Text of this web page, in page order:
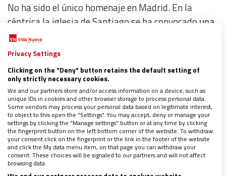
No ha sido el único homenaje en Madrid. En la
céntrica la iglesia de Santiago se ha convocadouna
“misa legionaria”
celebración clásica es la organiza la familia en la
parroquia de San Francisco de Borja , el templo más
cercano al conocido domicilio de la calle Hermanos
Bécquer.
Misas por toda España
En Ferrol, ciudad coruñesa en la que nació el
dictador, se había convocado una misa en la iglesia
Privacy Settings
Clicking on the "Deny" button retains the default setting of
only strictly necessary cookies.
We and our partners store and/or access information on a device, such as
unique IDs in cookies and other browser storage to process personal data.
Some vendors may process your personal data based on legitimate interest,
to object to this open the "Settings". You may accept, deny or manage your
settings by clicking the "Manage settings" button or at any time by clicking
the fingerprint button on the left bottom corner of the website. To withdraw
your consent click on the fingerprint or the link in the footer of the website
and click the My data menu item, on that page you can withdraw your
consent. These choices will be signaled to our partners and will not affect
browsing data.